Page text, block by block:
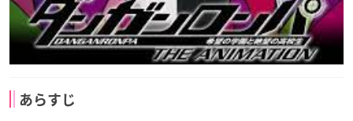
澪田唯吹
あらすじ